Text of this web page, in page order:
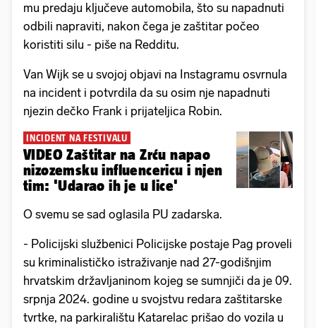
mu predaju ključeve automobila, što su napadnuti
odbili napraviti, nakon čega je zaštitar počeo
koristiti silu - piše na Redditu.
Van Wijk se u svojoj objavi na Instagramu osvrnula
na incident i potvrdila da su osim nje napadnuti
njezin dečko Frank i prijateljica Robin.
INCIDENT NA FESTIVALU
VIDEO Zaštitar na Zrću napao
nizozemsku influencericu i njen
tim: 'Udarao ih je u lice'
O svemu se sad oglasila PU zadarska.
- Policijski službenici Policijske postaje Pag proveli
su kriminalističko istraživanje nad 27-godišnjim
hrvatskim državljaninom kojeg se sumnjiči da je 09.
srpnja 2024. godine u svojstvu redara zaštitarske
tvrtke, na parkiralištu Katarelac prišao do vozila u